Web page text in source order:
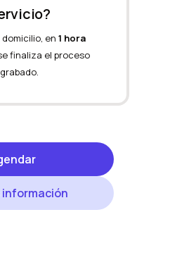
domicilio, en1 hora
finaliza el proceso
información